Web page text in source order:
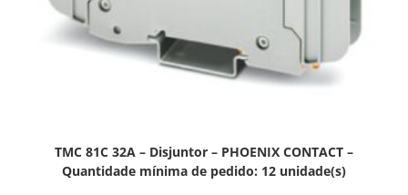
TMC 81C 32A – Disjuntor – PHOENIX CONTACT –
Quantidade mínima de pedido: 12 unidade(s)